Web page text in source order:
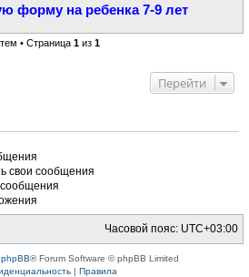
форму на ребенка 7-9 лет
• Страница 1из 1
Перейти
свои сообщения
Часовой пояс: UTC+03:00
phpBB® Forum Software © phpBB Limited
| Правила